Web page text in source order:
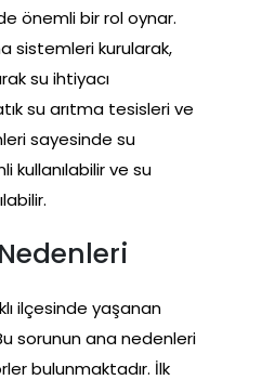
önemli bir rol oynar.
sistemleri kurularak,
su ihtiyacı
su arıtma tesisleri ve
sayesinde su
kullanılabilir ve su
ilçesinde yaşanan
sorunun ana nedenleri
bulunmaktadır. İlk